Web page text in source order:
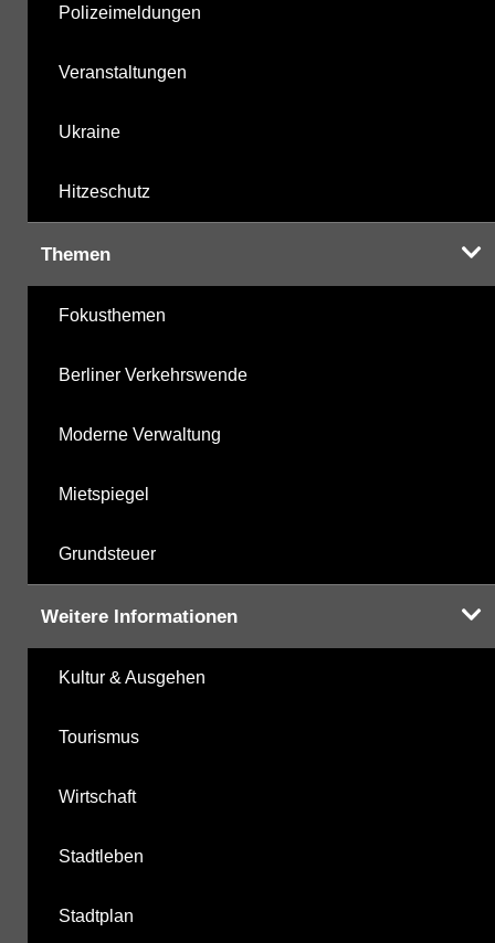
Polizeimeldungen
Veranstaltungen
Ukraine
Hitzeschutz
Themen
Fokusthemen
Berliner Verkehrswende
Moderne Verwaltung
Mietspiegel
Grundsteuer
Weitere Informationen
Kultur & Ausgehen
Tourismus
Wirtschaft
Stadtleben
Stadtplan